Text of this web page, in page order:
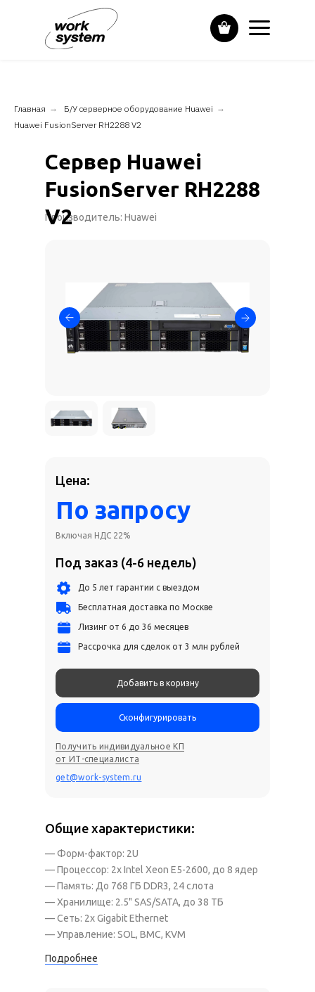
Главная → Б/У серверное оборудование Huawei →
Huawei FusionServer RH2288 V2
Сервер Huawei
FusionServer RH2288
V2
Производитель: Huawei
— Форм-фактор: 2U
— Процессор: 2x Intel Xeon E5-2600, до 8 ядер
— Память: До 768 ГБ DDR3, 24 слота
— Хранилище: 2.5" SAS/SATA, до 38 ТБ
— Сеть: 2x Gigabit Ethernet
— Управление: SOL, BMC, KVM
Подробнее
Общие характеристики:
Цена:
Под заказ (4-6 недель)
По запросу
Включая НДС 22%
До 5 лет гарантии с выездом
Получить индивидуальное КП
от ИТ-специалиста
get@work-system.ru
Бесплатная доставка по Москве
Лизинг от 6 до 36 месяцев
Рассрочка для сделок от 3 млн рублей
Добавить в коризну
Сконфигурировать